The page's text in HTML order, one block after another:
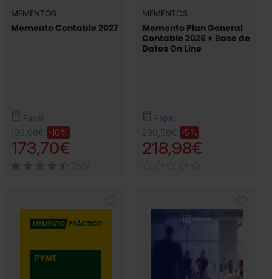
MEMENTOS
Memento Contable 2027
Papel
193,00€ -10%
173,70€
MEMENTOS
Memento Plan General
Contable 2026 + Base de
Datos On Line
Papel
230,50€ -5%
218,98€